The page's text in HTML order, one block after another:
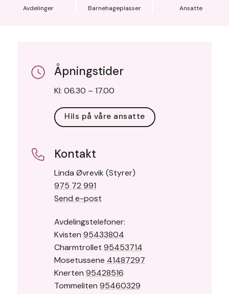
Avdelinger Barnehageplasser Ansatte
Åpningstider
Kl: 06.30 – 17.00
Hils på våre ansatte
Kontakt
Linda Øvrevik (Styrer)
975 72 991
Send e-post
Avdelingstelefoner:
Kvisten 95433804
Charmtrollet 95453714
Mosetussene 41487297
Knerten 95428516
Tommeliten 95460329